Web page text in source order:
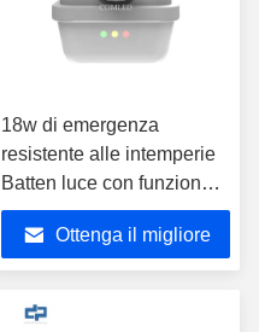
18w di emergenza
resistente alle intemperie
Batten luce con funzione
di attenuazione del
sensoreOttenga il migliore